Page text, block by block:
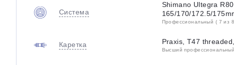
Система
Shimano Ultegra
165/170/172.5/
Профессиональный ( 7 из
Каретка Praxis, T47
Высший